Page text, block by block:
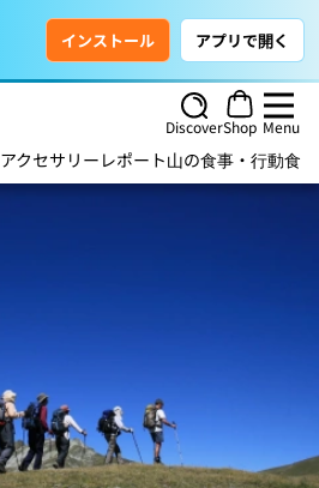
インストール アプリで開く
DiscoverShop Menu
アクセサリー レポート山の食事・行動食